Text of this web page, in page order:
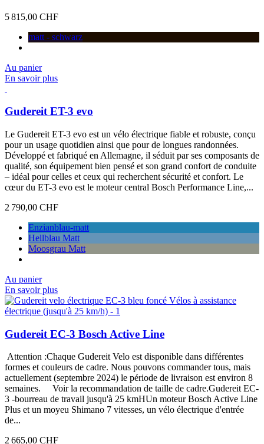
5 815,00 CHF
matt - schwarz
Au panier
En savoir plus
Gudereit ET-3 evo
Le Gudereit ET-3 evo est un vélo électrique fiable et robuste, conçu
pour un usage quotidien ainsi que pour de longues randonnées.
Développé et fabriqué en Allemagne, il séduit par ses composants de
qualité, son équipement bien pensé et son grand confort de conduite
– idéal pour celles et ceux qui recherchent sécurité et confort. Le
cœur du ET-3 evo est le moteur central Bosch Performance Line,...
2 790,00 CHF
Enzianblau-matt
Hellblau Matt
Moosgrau Matt
Au panier
En savoir plus
Gudereit EC-3 Bosch Active Line
Attention :Chaque Gudereit Velo est disponible dans différentes
formes et couleurs de cadre. Nous pouvons commander tous, mais
actuellement (septembre 2024) le période de livraison est environ 8
semaines. Voir la recommandation de taille de cadre.Gudereit EC-
3 -bourreau de travail jusqu'à 25 kmHUn moteur Bosch Active Line
Plus et un moyeu Shimano 7 vitesses, un vélo électrique d'entrée
de...
2 665,00 CHF